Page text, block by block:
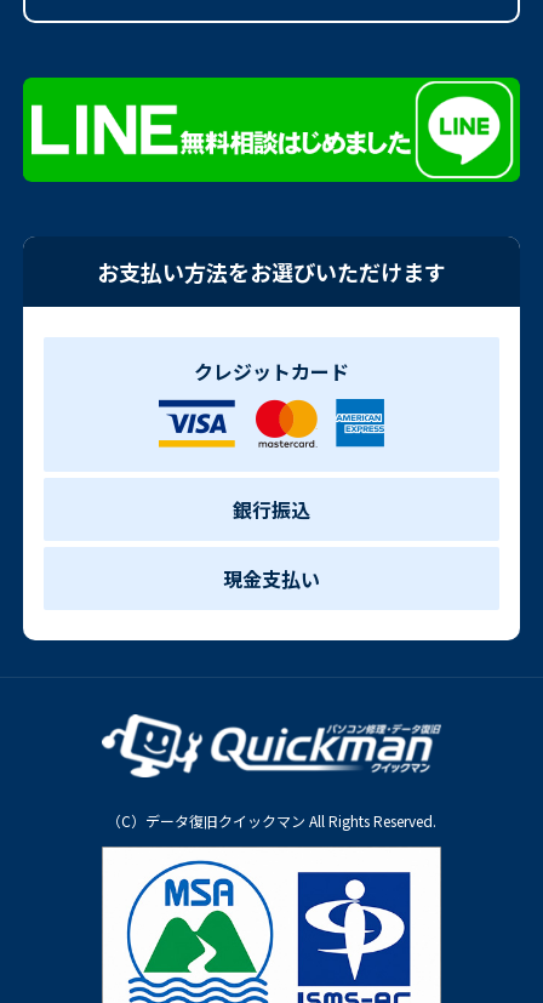
お支払い方法をお選びいただけます
クレジットカード
銀行振込
現金支払い
（C）データ復旧クイックマン All Rights Reserved.